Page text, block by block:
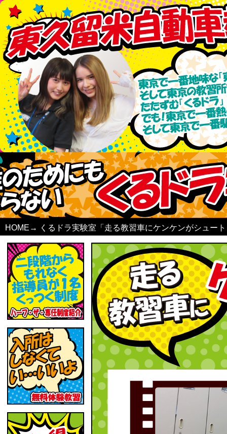
HOME → くるドラ実験室「走る教習車にケンケンがシュー